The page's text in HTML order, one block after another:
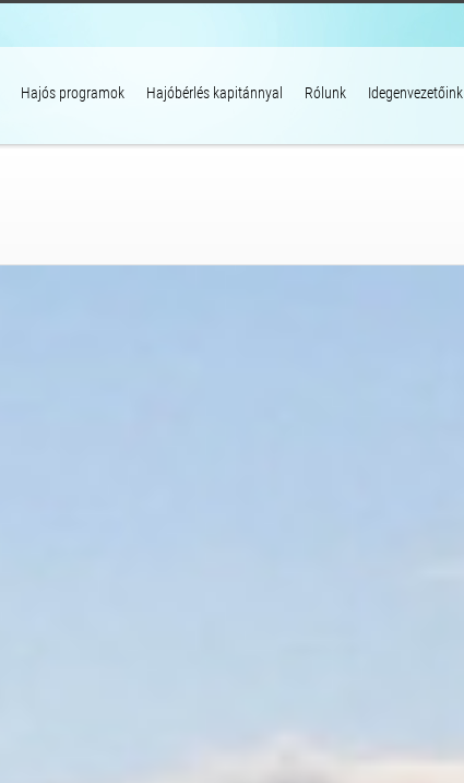
Hajós programok Hajóbérlés kapitánnyal Rólunk Idegenvezetőink